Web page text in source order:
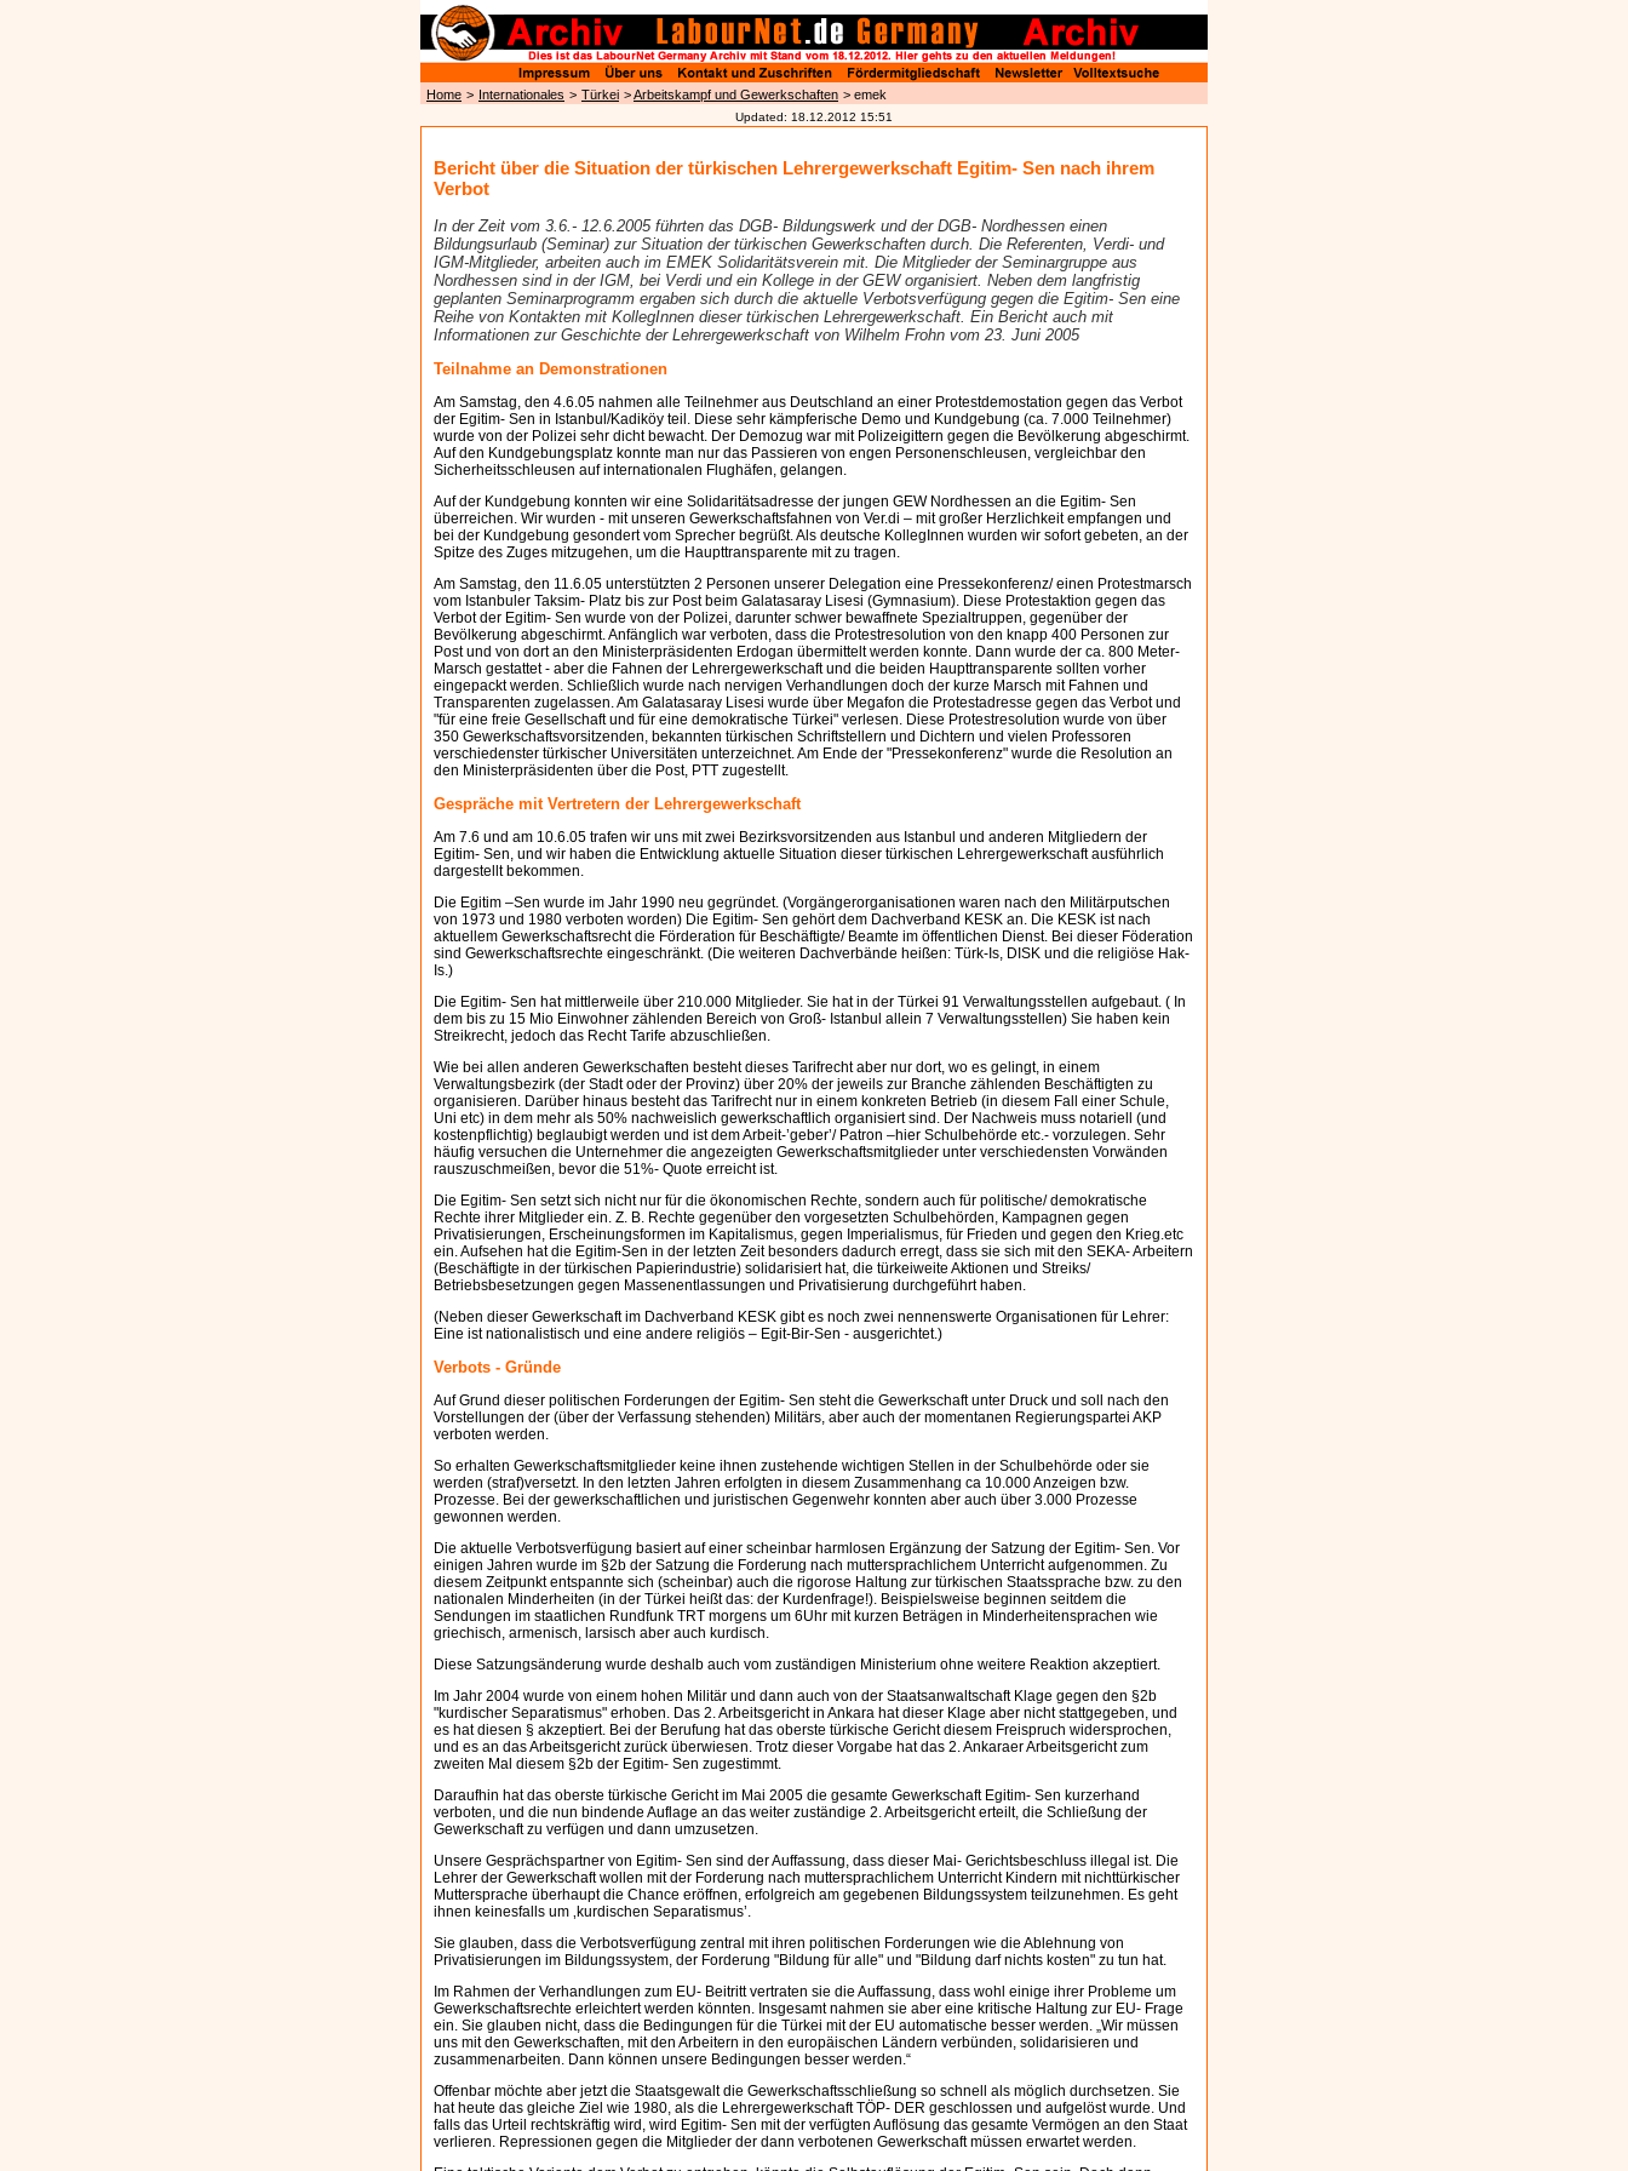
Home > Internationales > Türkei >Arbeitskampf und Gewerkschaften > emek
Updated: 18.12.2012 15:51
Bericht über die Situation der türkischen Lehrergewerkschaft Egitim- Sen nach ihrem
Verbot
In der Zeit vom 3.6.- 12.6.2005 führten das DGB- Bildungswerk und der DGB- Nordhessen einen
Bildungsurlaub (Seminar) zur Situation der türkischen Gewerkschaften durch. Die Referenten, Verdi- und
IGM-Mitglieder, arbeiten auch im EMEK Solidaritätsverein mit. Die Mitglieder der Seminargruppe aus
Nordhessen sind in der IGM, bei Verdi und ein Kollege in der GEW organisiert. Neben dem langfristig
geplanten Seminarprogramm ergaben sich durch die aktuelle Verbotsverfügung gegen die Egitim- Sen eine
Reihe von Kontakten mit KollegInnen dieser türkischen Lehrergewerkschaft. Ein Bericht auch mit
Informationen zur Geschichte der Lehrergewerkschaft von Wilhelm Frohn vom 23. Juni 2005
Teilnahme an Demonstrationen
Am Samstag, den 4.6.05 nahmen alle Teilnehmer aus Deutschland an einer Protestdemostation gegen das Verbot
der Egitim- Sen in Istanbul/Kadiköy teil. Diese sehr kämpferische Demo und Kundgebung (ca. 7.000 Teilnehmer)
wurde von der Polizei sehr dicht bewacht. Der Demozug war mit Polizeigittern gegen die Bevölkerung abgeschirmt.
Auf den Kundgebungsplatz konnte man nur das Passieren von engen Personenschleusen, vergleichbar den
Sicherheitsschleusen auf internationalen Flughäfen, gelangen.
Auf der Kundgebung konnten wir eine Solidaritätsadresse der jungen GEW Nordhessen an die Egitim- Sen
überreichen. Wir wurden - mit unseren Gewerkschaftsfahnen von Ver.di – mit großer Herzlichkeit empfangen und
bei der Kundgebung gesondert vom Sprecher begrüßt. Als deutsche KollegInnen wurden wir sofort gebeten, an der
Spitze des Zuges mitzugehen, um die Haupttransparente mit zu tragen.
Am Samstag, den 11.6.05 unterstützten 2 Personen unserer Delegation eine Pressekonferenz/ einen Protestmarsch
vom Istanbuler Taksim- Platz bis zur Post beim Galatasaray Lisesi (Gymnasium). Diese Protestaktion gegen das
Verbot der Egitim- Sen wurde von der Polizei, darunter schwer bewaffnete Spezialtruppen, gegenüber der
Bevölkerung abgeschirmt. Anfänglich war verboten, dass die Protestresolution von den knapp 400 Personen zur
Post und von dort an den Ministerpräsidenten Erdogan übermittelt werden konnte. Dann wurde der ca. 800 Meter-
Marsch gestattet - aber die Fahnen der Lehrergewerkschaft und die beiden Haupttransparente sollten vorher
eingepackt werden. Schließlich wurde nach nervigen Verhandlungen doch der kurze Marsch mit Fahnen und
Transparenten zugelassen. Am Galatasaray Lisesi wurde über Megafon die Protestadresse gegen das Verbot und
"für eine freie Gesellschaft und für eine demokratische Türkei" verlesen. Diese Protestresolution wurde von über
350 Gewerkschaftsvorsitzenden, bekannten türkischen Schriftstellern und Dichtern und vielen Professoren
verschiedenster türkischer Universitäten unterzeichnet. Am Ende der "Pressekonferenz" wurde die Resolution an
den Ministerpräsidenten über die Post, PTT zugestellt.
Gespräche mit Vertretern der Lehrergewerkschaft
Am 7.6 und am 10.6.05 trafen wir uns mit zwei Bezirksvorsitzenden aus Istanbul und anderen Mitgliedern der
Egitim- Sen, und wir haben die Entwicklung aktuelle Situation dieser türkischen Lehrergewerkschaft ausführlich
dargestellt bekommen.
Die Egitim –Sen wurde im Jahr 1990 neu gegründet. (Vorgängerorganisationen waren nach den Militärputschen
von 1973 und 1980 verboten worden) Die Egitim- Sen gehört dem Dachverband KESK an. Die KESK ist nach
aktuellem Gewerkschaftsrecht die Förderation für Beschäftigte/ Beamte im öffentlichen Dienst. Bei dieser Föderation
sind Gewerkschaftsrechte eingeschränkt. (Die weiteren Dachverbände heißen: Türk-Is, DISK und die religiöse Hak-
Is.)
Die Egitim- Sen hat mittlerweile über 210.000 Mitglieder. Sie hat in der Türkei 91 Verwaltungsstellen aufgebaut. ( In
dem bis zu 15 Mio Einwohner zählenden Bereich von Groß- Istanbul allein 7 Verwaltungsstellen) Sie haben kein
Streikrecht, jedoch das Recht Tarife abzuschließen.
Wie bei allen anderen Gewerkschaften besteht dieses Tarifrecht aber nur dort, wo es gelingt, in einem
Verwaltungsbezirk (der Stadt oder der Provinz) über 20% der jeweils zur Branche zählenden Beschäftigten zu
organisieren. Darüber hinaus besteht das Tarifrecht nur in einem konkreten Betrieb (in diesem Fall einer Schule,
Uni etc) in dem mehr als 50% nachweislich gewerkschaftlich organisiert sind. Der Nachweis muss notariell (und
kostenpflichtig) beglaubigt werden und ist dem Arbeit-’geber’/ Patron –hier Schulbehörde etc.- vorzulegen. Sehr
häufig versuchen die Unternehmer die angezeigten Gewerkschaftsmitglieder unter verschiedensten Vorwänden
rauszuschmeißen, bevor die 51%- Quote erreicht ist.
Die Egitim- Sen setzt sich nicht nur für die ökonomischen Rechte, sondern auch für politische/ demokratische
Rechte ihrer Mitglieder ein. Z. B. Rechte gegenüber den vorgesetzten Schulbehörden, Kampagnen gegen
Privatisierungen, Erscheinungsformen im Kapitalismus, gegen Imperialismus, für Frieden und gegen den Krieg.etc
ein. Aufsehen hat die Egitim-Sen in der letzten Zeit besonders dadurch erregt, dass sie sich mit den SEKA- Arbeitern
(Beschäftigte in der türkischen Papierindustrie) solidarisiert hat, die türkeiweite Aktionen und Streiks/
Betriebsbesetzungen gegen Massenentlassungen und Privatisierung durchgeführt haben.
(Neben dieser Gewerkschaft im Dachverband KESK gibt es noch zwei nennenswerte Organisationen für Lehrer:
Eine ist nationalistisch und eine andere religiös – Egit-Bir-Sen - ausgerichtet.)
Verbots - Gründe
Auf Grund dieser politischen Forderungen der Egitim- Sen steht die Gewerkschaft unter Druck und soll nach den
Vorstellungen der (über der Verfassung stehenden) Militärs, aber auch der momentanen Regierungspartei AKP
verboten werden.
So erhalten Gewerkschaftsmitglieder keine ihnen zustehende wichtigen Stellen in der Schulbehörde oder sie
werden (straf)versetzt. In den letzten Jahren erfolgten in diesem Zusammenhang ca 10.000 Anzeigen bzw.
Prozesse. Bei der gewerkschaftlichen und juristischen Gegenwehr konnten aber auch über 3.000 Prozesse
gewonnen werden.
Die aktuelle Verbotsverfügung basiert auf einer scheinbar harmlosen Ergänzung der Satzung der Egitim- Sen. Vor
einigen Jahren wurde im §2b der Satzung die Forderung nach muttersprachlichem Unterricht aufgenommen. Zu
diesem Zeitpunkt entspannte sich (scheinbar) auch die rigorose Haltung zur türkischen Staatssprache bzw. zu den
nationalen Minderheiten (in der Türkei heißt das: der Kurdenfrage!). Beispielsweise beginnen seitdem die
Sendungen im staatlichen Rundfunk TRT morgens um 6Uhr mit kurzen Beträgen in Minderheitensprachen wie
griechisch, armenisch, larsisch aber auch kurdisch.
Diese Satzungsänderung wurde deshalb auch vom zuständigen Ministerium ohne weitere Reaktion akzeptiert.
Im Jahr 2004 wurde von einem hohen Militär und dann auch von der Staatsanwaltschaft Klage gegen den §2b
"kurdischer Separatismus" erhoben. Das 2. Arbeitsgericht in Ankara hat dieser Klage aber nicht stattgegeben, und
es hat diesen § akzeptiert. Bei der Berufung hat das oberste türkische Gericht diesem Freispruch widersprochen,
und es an das Arbeitsgericht zurück überwiesen. Trotz dieser Vorgabe hat das 2. Ankaraer Arbeitsgericht zum
zweiten Mal diesem §2b der Egitim- Sen zugestimmt.
Daraufhin hat das oberste türkische Gericht im Mai 2005 die gesamte Gewerkschaft Egitim- Sen kurzerhand
verboten, und die nun bindende Auflage an das weiter zuständige 2. Arbeitsgericht erteilt, die Schließung der
Gewerkschaft zu verfügen und dann umzusetzen.
Unsere Gesprächspartner von Egitim- Sen sind der Auffassung, dass dieser Mai- Gerichtsbeschluss illegal ist. Die
Lehrer der Gewerkschaft wollen mit der Forderung nach muttersprachlichem Unterricht Kindern mit nichttürkischer
Muttersprache überhaupt die Chance eröffnen, erfolgreich am gegebenen Bildungssystem teilzunehmen. Es geht
ihnen keinesfalls um ‚kurdischen Separatismus’.
Sie glauben, dass die Verbotsverfügung zentral mit ihren politischen Forderungen wie die Ablehnung von
Privatisierungen im Bildungssystem, der Forderung "Bildung für alle" und "Bildung darf nichts kosten" zu tun hat.
Im Rahmen der Verhandlungen zum EU- Beitritt vertraten sie die Auffassung, dass wohl einige ihrer Probleme um
Gewerkschaftsrechte erleichtert werden könnten. Insgesamt nahmen sie aber eine kritische Haltung zur EU- Frage
ein. Sie glauben nicht, dass die Bedingungen für die Türkei mit der EU automatische besser werden. „Wir müssen
uns mit den Gewerkschaften, mit den Arbeitern in den europäischen Ländern verbünden, solidarisieren und
zusammenarbeiten. Dann können unsere Bedingungen besser werden.“
Offenbar möchte aber jetzt die Staatsgewalt die Gewerkschaftsschließung so schnell als möglich durchsetzen. Sie
hat heute das gleiche Ziel wie 1980, als die Lehrergewerkschaft TÖP- DER geschlossen und aufgelöst wurde. Und
falls das Urteil rechtskräftig wird, wird Egitim- Sen mit der verfügten Auflösung das gesamte Vermögen an den Staat
verlieren. Repressionen gegen die Mitglieder der dann verbotenen Gewerkschaft müssen erwartet werden.